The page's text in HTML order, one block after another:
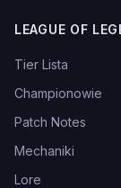
LEAGUE OF
Tier Lista
Championowie
Patch Notes
Mechaniki
Lore